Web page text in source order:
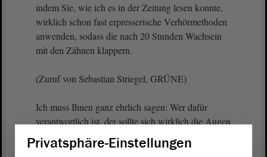
indem Sie, wie ich es in der Zeitung lesen konnte,
wirklich schon fast erpresserische Verhörmethoden
anwenden, sodass die nach 20 Stunden Wachsein
mit den Zähnen klappern.
(Zuruf von Sebastian Striegel, GRÜNE)
Ich muss Ihnen ganz ehrlich sagen: Wer dafür
verantwortlich ist, der sollte sich wirklich die Augen
aus dem Kopf schämen. Ich hoffe, dass sich unsere
Innenministerin klipp und klar hinter die Beamten
Privatsphäre-Einstellungen